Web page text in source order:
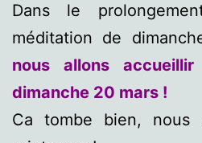
Dans le
méditation de
nous allons
dimanche 20 mars !
Ca tombe bien,